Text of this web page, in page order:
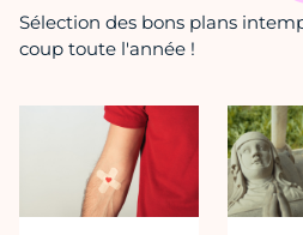
Sélection des bons plans
coup toute l'année !